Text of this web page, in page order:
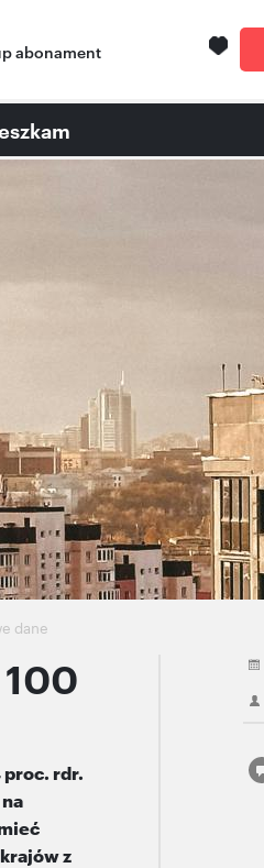
abonament
dane
proc. rdr.
z